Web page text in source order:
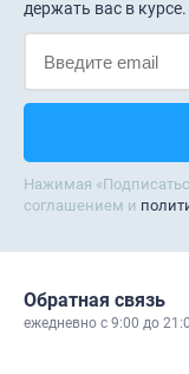
держать вас в курсе.
Нажимая
соглашением и
Обратная связь
ежедневно c 9:00 до